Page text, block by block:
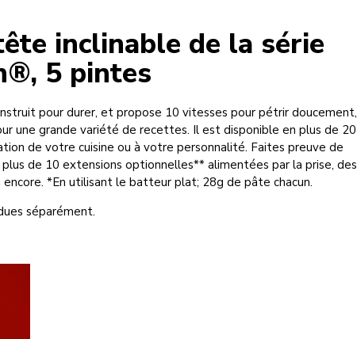
inclinable de la série
5 pintes
pour durer, et propose 10 vitesses pour pétrir doucement,
une grande variété de recettes. Il est disponible en plus de 20
de votre cuisine ou à votre personnalité. Faites preuve de
de 10 extensions optionnelles** alimentées par la prise, des
*En utilisant le batteur plat; 28g de pâte chacun.
séparément.